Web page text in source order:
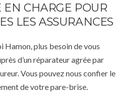
EN CHARGE POUR
LES ASSURANCES
Hamon, plus besoin de vous
d’un réparateur agrée par
Vous pouvez nous confier le
de votre pare-brise.